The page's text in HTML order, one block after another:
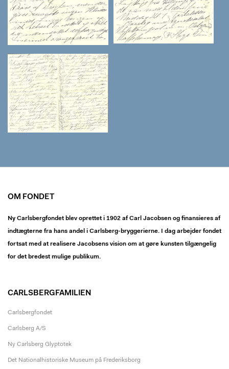
OM FONDET
Ny Carlsbergfondet blev oprettet i 1902 af Carl Jacobsen og finansieres af
indtægterne fra hans andel i Carlsberg-bryggerierne. I dag arbejder fondet
fortsat med at realisere Jacobsens vision om at gøre kunsten tilgængelig
for det bredest mulige publikum.
CARLSBERGFAMILIEN
Carlsbergfondet
Carlsberg A/S
Ny Carlsberg Glyptotek
Det Nationalhistoriske Museum på Frederiksborg